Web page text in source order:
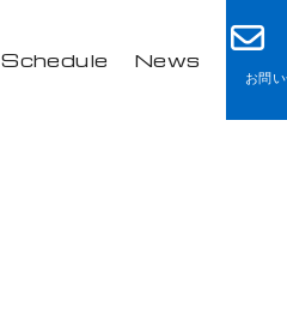
Schedule News
お問